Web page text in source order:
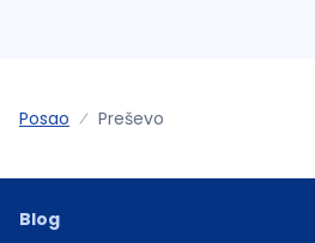
Posao Preševo
Blog